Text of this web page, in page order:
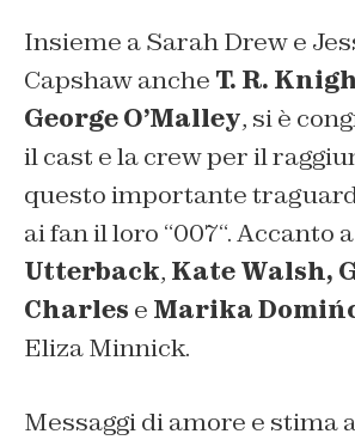
Insieme a Sarah Drew e
Capshaw anche T. R.
George O’Malley, si è
il cast e la crew per il
questo importante
ai fan il loro “007“. Accanto
Utterback, Kate Walsh,
Charles e Marika
Eliza Minnick.
Messaggi di amore e stima